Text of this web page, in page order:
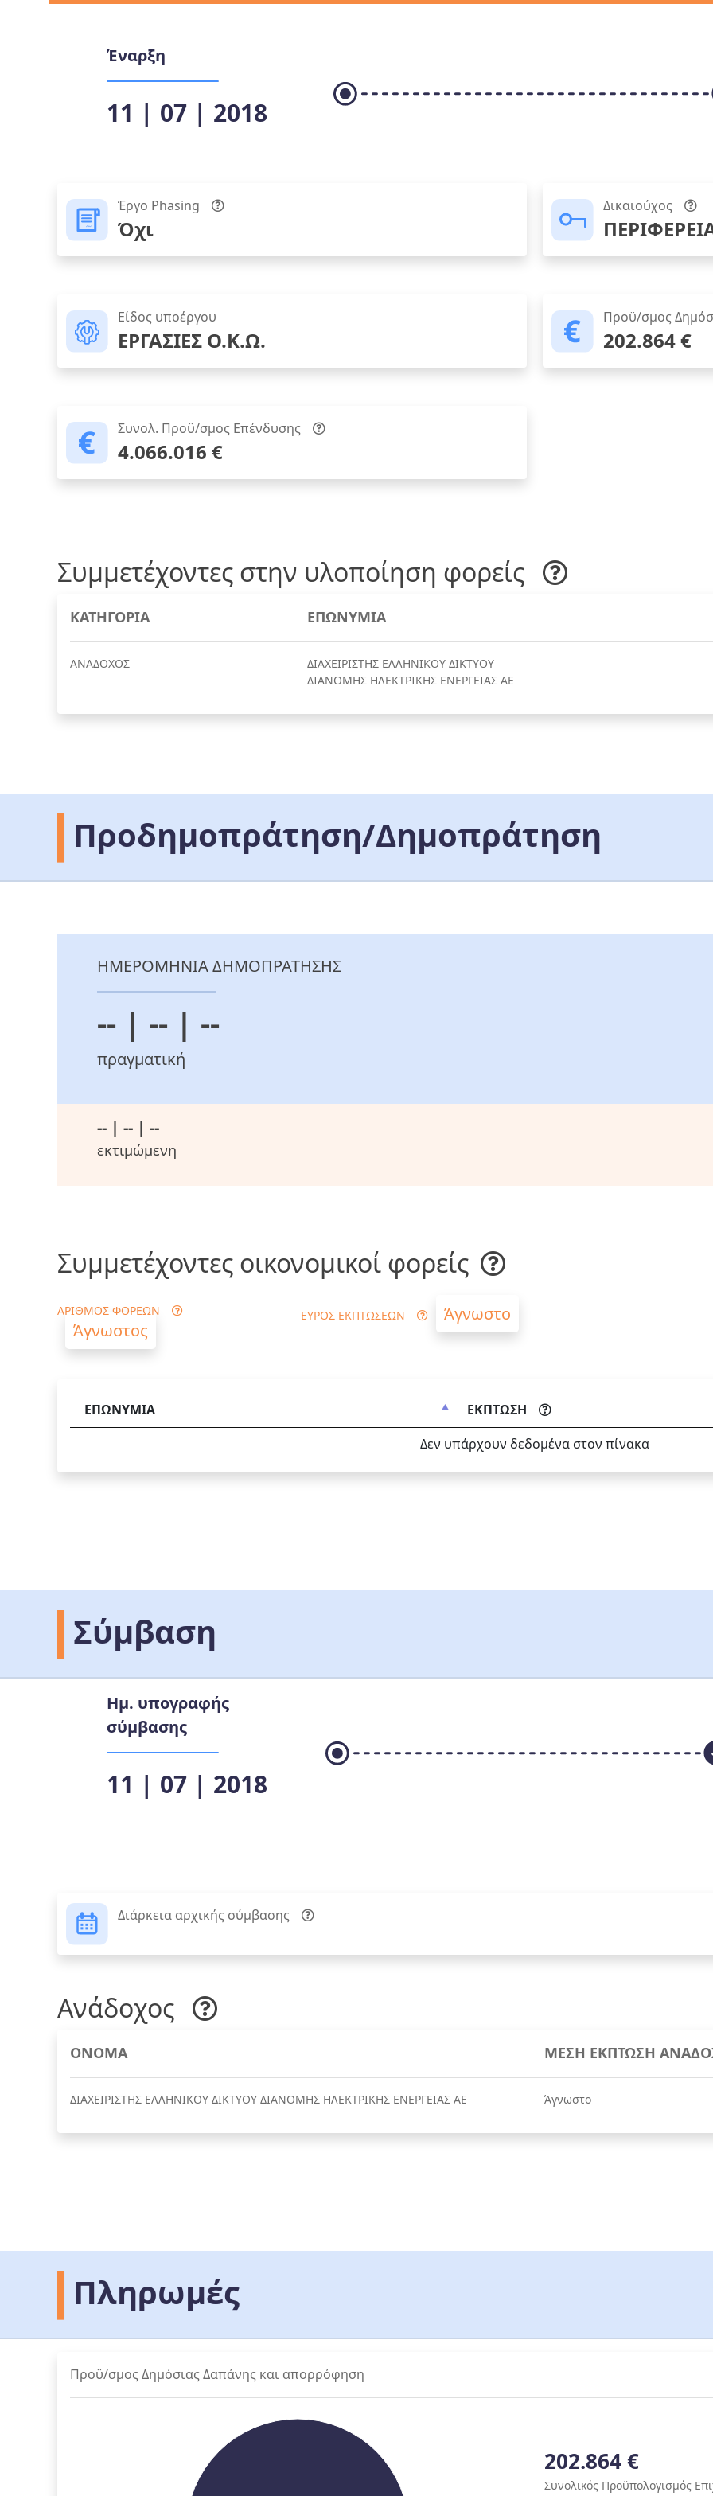
Έναρξη
11 | 07 | 2018
Έργο Phasing
Όχι
Δικαιούχος
Είδος υποέργου
ΕΡΓΑΣΙΕΣ Ο.Κ.Ω.
Προϋ/σμος
202.864 €
Συνολ. Προϋ/σμος Επένδυσης
4.066.016 €
Συμμετέχοντες στην υλοποίηση φορείς
ΚΑΤΗΓΟΡΙΑ ΕΠΩΝΥΜΙΑ
ΑΝΑΔΟΧΟΣ
ΔΙΑΧΕΙΡΙΣΤΗΣ ΕΛΛΗΝΙΚΟΥ ΔΙΚΤΥΟΥ
ΔΙΑΝΟΜΗΣ ΗΛΕΚΤΡΙΚΗΣ ΕΝΕΡΓΕΙΑΣ ΑΕ
Προδημοπράτηση/Δημοπράτηση
ΗΜΕΡΟΜΗΝΙΑ ΔΗΜΟΠΡΑΤΗΣΗΣ
-- | -- | --
πραγματική
-- | -- | --
εκτιμώμενη
Συμμετέχοντες οικονομικοί φορείς
ΑΡΙΘΜΟΣ ΦΟΡΕΩΝ
Άγνωστος
ΕΥΡΟΣ ΕΚΠΤΩΣΕΩΝ Άγνωστο
ΕΠΩΝΥΜΙΑ
ΕΚΠΤΩΣΗ
Δεν υπάρχουν δεδομένα στον πίνακα
Σύμβαση
Ημ. υπογραφής
σύμβασης
11 | 07 | 2018
Διάρκεια αρχικής σύμβασης
Ανάδοχος
ΟΝΟΜΑ ΜΕΣΗ ΕΚΠΤΩΣΗ
ΔΙΑΧΕΙΡΙΣΤΗΣ ΕΛΛΗΝΙΚΟΥ ΔΙΚΤΥΟΥ ΔΙΑΝΟΜΗΣ ΗΛΕΚΤΡΙΚΗΣ ΕΝΕΡΓΕΙΑΣ ΑΕ Άγνωστο
Πληρωμές
Προϋ/σμος Δημόσιας Δαπάνης και απορρόφηση
202.864 €
Συνολικός Προϋπολογισμός